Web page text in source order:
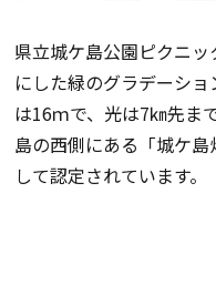
県立城ケ島公園ピクニ
にした緑のグラデーシ
は16ｍで、光は7㎞先ま
島の西側にある「城ケ
して認定されています。